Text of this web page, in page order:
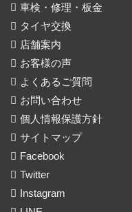
車検・修理・板金
タイヤ交換
店舗案内
お客様の声
よくあるご質問
お問い合わせ
個人情報保護方針
サイトマップ
Facebook
Twitter
Instagram